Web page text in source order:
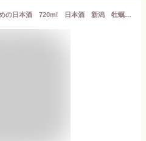
今代司酒造 IMA 牡蠣のための日本酒 720ml 日本酒 新潟 牡蠣 父の日 ギフト